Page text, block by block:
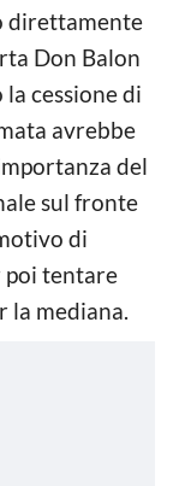
direttamente
Don Balon
cessione di
avrebbe
del
sul fronte
di
poi tentare
la mediana.